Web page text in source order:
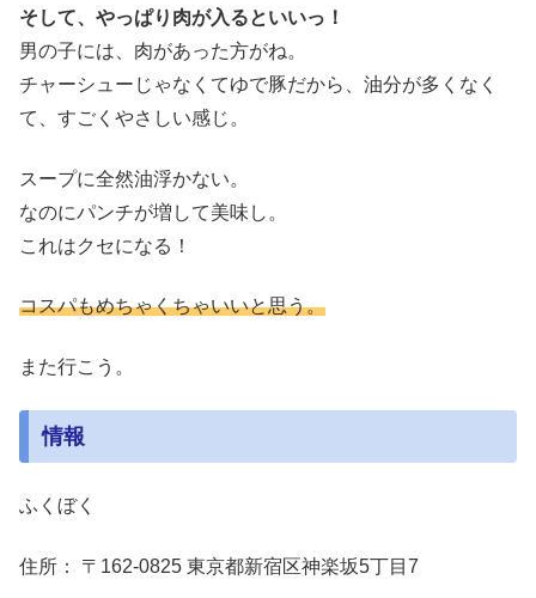
そして、やっぱり肉が入るといいっ！
男の子には、肉があった方がね。
チャーシューじゃなくてゆで豚だから、油分が多くなく
て、すごくやさしい感じ。
スープに全然油浮かない。
なのにパンチが増して美味し。
これはクセになる！
コスパもめちゃくちゃいいと思う。
また行こう。
情報
ふくぼく
住所： 〒162-0825 東京都新宿区神楽坂5丁目7